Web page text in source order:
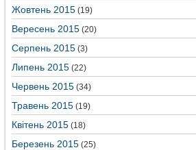
Жовтень 2015 (19)
Вересень 2015 (20)
Серпень 2015 (3)
Липень 2015 (22)
Червень 2015 (34)
Травень 2015 (19)
Квітень 2015 (18)
Березень 2015 (25)